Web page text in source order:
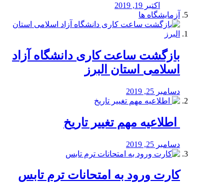
اکتبر 19, 2019
آزمایشگاه ها
بازگشت ساعت کاری دانشگاه آزاد
اسلامی استان البرز
دسامبر 25, 2019
️ اطلاعیه مهم تغییر تاریخ
دسامبر 25, 2019
کارت ورود به امتحانات ترم تابس